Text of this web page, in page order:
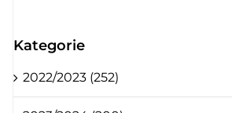
Kategorie
2022/2023 (252)